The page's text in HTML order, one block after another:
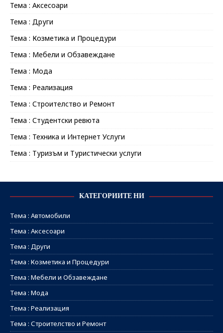
Тема : Аксесоари
Тема : Други
Тема : Козметика и Процедури
Тема : Мебели и Обзавеждане
Тема : Мода
Тема : Реализация
Тема : Строителство и Ремонт
Тема : Студентски ревюта
Тема : Техника и Интернет Услуги
Тема : Туризъм и Туристически услуги
КАТЕГОРИИТЕ НИ
Тема : Автомобили
Тема : Аксесоари
Тема : Други
Тема : Козметика и Процедури
Тема : Мебели и Обзавеждане
Тема : Мода
Тема : Реализация
Тема : Строителство и Ремонт